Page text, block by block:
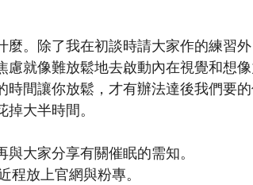
麼。除了我在初談時請大家作的練習
慮就像難放鬆地去啟動內在視覺和想
時間讓你放鬆，才有辦法達後我們要
大半時間。
大家分享有關催眠的需知。
程放上官網與粉專。